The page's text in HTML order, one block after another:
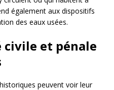
également aux dispositifs
des eaux usées.
civile et pénale
peuvent voir leur